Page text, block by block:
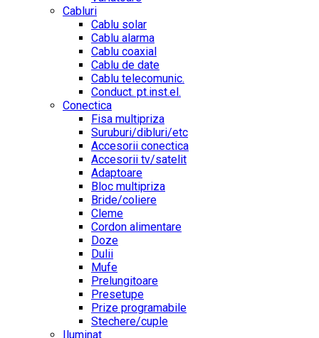
Cabluri
Cablu solar
Cablu alarma
Cablu coaxial
Cablu de date
Cablu telecomunic.
Conduct. pt.inst.el.
Conectica
Fisa multipriza
Suruburi/dibluri/etc
Accesorii conectica
Accesorii tv/satelit
Adaptoare
Bloc multipriza
Bride/coliere
Cleme
Cordon alimentare
Doze
Dulii
Mufe
Prelungitoare
Presetupe
Prize programabile
Stechere/cuple
Iluminat